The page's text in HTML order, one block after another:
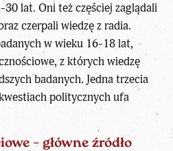
lat. Oni też częściej zaglądali
czerpali wiedzę z radia.
w wieku 16-18 lat,
z których wiedzę
badanych. Jedna trzecia
politycznych ufa
– główne źródło